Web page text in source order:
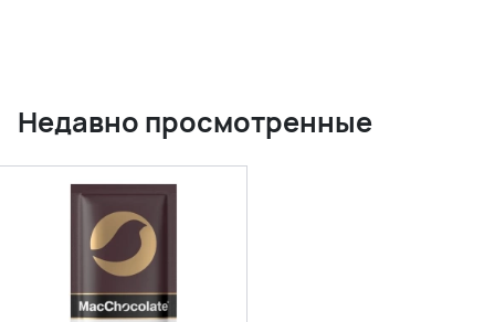
Недавно просмотренные